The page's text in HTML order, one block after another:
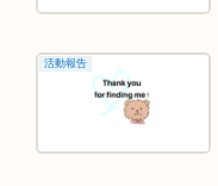
活動報告